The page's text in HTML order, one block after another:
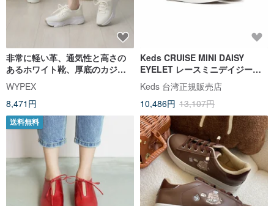
非常に軽い革、通気性と高さの
あるホワイト靴、厚底のカジュ
アルシューズ
WYPEX
8,471円
Keds CRUISE MINI DAISY
EYELET レースミニデイジーア
イレットスニーカー WF68883
Keds 台湾正規販売店
10,486円 13,107円
送料無料